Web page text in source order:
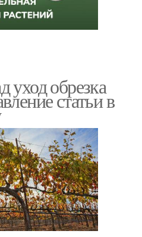
уход обрезка
статьи в